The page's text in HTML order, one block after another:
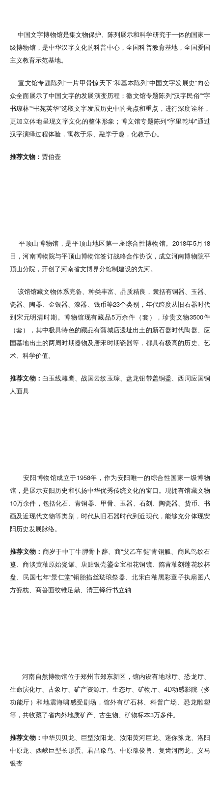
中国文字博物馆是集文物保护、陈列展示和科学研究于一体的国家一
级博物馆，是中华汉字文化的科普中心，全国科普教育基地，全国爱国
主义教育示范基地。
宣文馆专题陈列“一片甲骨惊天下”和基本陈列“中国文字发展史”向公
众全面展示了中国文字的发展演变历程；徽文馆专题陈列“汉字民俗”“字
书琼林”“书苑英华”选取文字发展历史中的亮点和重点，进行深度诠释，
更加立体地呈现文字文化的整体形象；博文馆专题陈列“字里乾坤”通过
汉字演绎过程体验，寓教于乐、融学于趣，化教于心。
推荐文物： 贾伯壶
平顶山博物馆，是平顶山地区第一座综合性博物馆。2018年5月18
日，河南博物院与平顶山博物馆签订战略合作协议，成立河南博物院平
顶山分院，开创了河南省文博界分馆制建设的先河。
该馆馆藏文物体系完备、种类丰富、品质精良，囊括有铜器、玉器、
瓷器、陶器、金银器、漆器、钱币等23个类别，年代跨度从旧石器时代
到宋元明清时期。博物馆现有藏品5万余件（套），珍贵文物3500件
（套），其中极具特色的藏品有蒲城店遗址出土的新石器时代陶器、应
国墓地出土的两周时期器物及唐宋时期瓷器等，都具有极高的历史、艺
术、科学价值。
推荐文物： 白玉线雕鹰、战国云纹玉琮、盘龙钮带盖铜盉、西周应国铜
人面具
安阳博物馆成立于1958年，作为安阳唯一的综合性国家一级博物
馆，是展示安阳历史和弘扬中华优秀传统文化的窗口。现拥有馆藏文物
10万余件，包括化石、青铜器、甲骨、玉器、石刻、陶瓷器、货币、书
画及近现代文物等类别，时代从旧石器时代到近现代，能够充分体现安
阳历史发展脉络。
推荐文物： 商岁于中丁牛胛骨卜辞、商“父乙车徙”青铜觚、商凤鸟纹石
簋、商淡黄釉原始瓷罐、唐贴银壳鎏金宝相花铜镜、隋青釉刻莲花纹杯
盘、民国七年“景仁堂”铜胎掐丝珐琅祭器、北宋白釉黑彩童子执扇图八
方瓷枕、商兽面纹锥足鼎、清王铎行书立轴
河南自然博物馆位于郑州市郑东新区，馆内设有地球厅、恐龙厅、
生命演化厅、古象厅、矿产资源厅、生态厅、矿物厅、4D动感影院（多
功能厅）和地震海啸感受剧场，馆外有矿石林、科普广场、恐龙雕塑
等，共收藏了省内外地质矿产、古生物、矿物标本3万多件。
推荐文物： 中华贝贝龙、巨型汝阳龙、汝阳黄河巨龙、迷你豫龙、洛阳
中原龙、西峡巨型长形蛋、君昌豫鸟、中原豫俊兽、复齿河南龙、义马
银杏